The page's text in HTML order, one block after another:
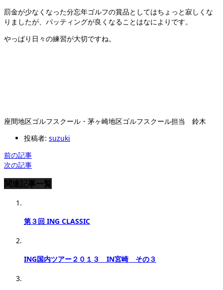
罰金が少なくなった分忘年ゴルフの賞品としてはちょっと寂しくな
りましたが、パッティングが良くなることはなによりです。
やっぱり日々の練習が大切ですね。
座間地区ゴルフスクール・茅ヶ崎地区ゴルフスクール担当 鈴木
投稿者: suzuki
前の記事
次の記事
関連記事一覧
第３回 ING CLASSIC
ING国内ツアー２０１３ IN宮崎 その３